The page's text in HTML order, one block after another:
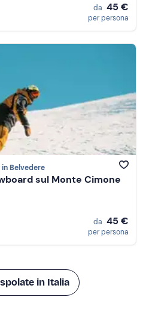
da 45 €
per persona
in Belvedere
sul Monte Cimone
da 45 €
per persona
in Italia